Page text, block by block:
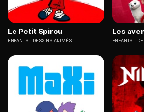
Le Petit Spirou
ENFANTS DESSINS ANIMÉS
Les
ENFANTS